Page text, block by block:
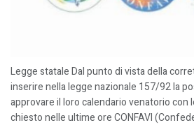
Legge statale Dal punto di vista della
inserire nella legge nazionale 157/92 la
approvare il loro calendario venatorio con
chiesto nelle ultime ore CONFAVI